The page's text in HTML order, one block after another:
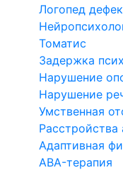
Логопед
Томатис
Задержка
Нарушение
Нарушение
Умственная
Расстройства
Адаптивная
ABA-терапия